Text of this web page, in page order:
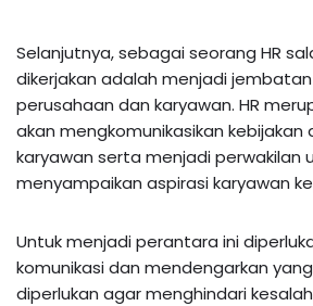
Selanjutnya, sebagai seorang HR
dikerjakan adalah menjadi
perusahaan dan karyawan. HR
akan mengkomunikasikan
karyawan serta menjadi perwakilan
menyampaikan aspirasi karyawan
Untuk menjadi perantara ini
komunikasi dan mendengarkan
diperlukan agar menghindari